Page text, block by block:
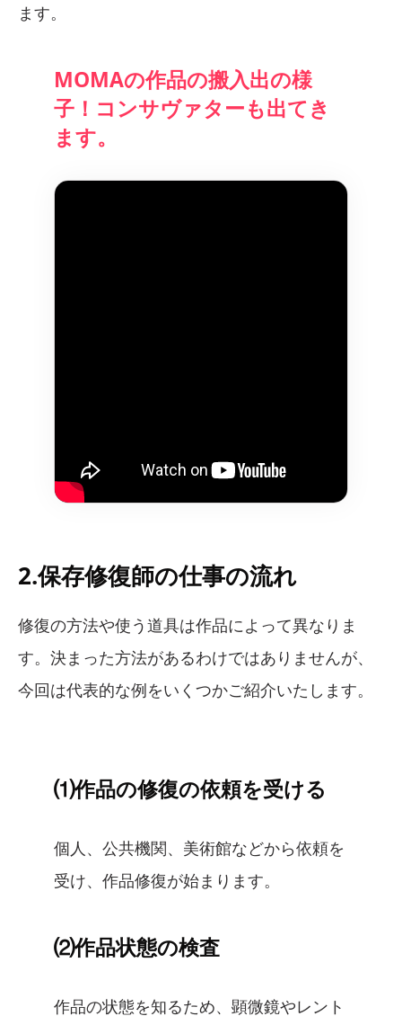
ます。
MOMAの作品の搬入出の様
子！コンサヴァターも出てき
ます。
2.保存修復師の仕事の流れ
修復の方法や使う道具は作品によって異なりま
す。決まった方法があるわけではありませんが、
今回は代表的な例をいくつかご紹介いたします。
⑴作品の修復の依頼を受ける
個人、公共機関、美術館などから依頼を
受け、作品修復が始まります。
⑵作品状態の検査
作品の状態を知るため、顕微鏡やレント